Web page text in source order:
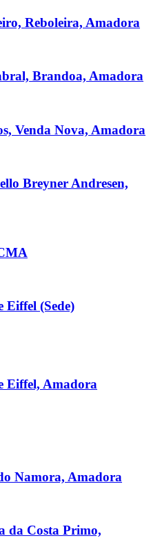
Reboleira, Amadora
Brandoa, Amadora
Venda Nova, Amadora
Breyner Andresen,
Eiffel (Sede)
Eiffel, Amadora
Namora, Amadora
da Costa Primo,